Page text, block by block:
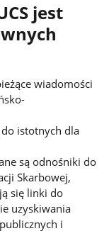
jest
wiadomości
istotnych dla
są odnośniki do
Skarbowej,
się linki do
uzyskiwania
i